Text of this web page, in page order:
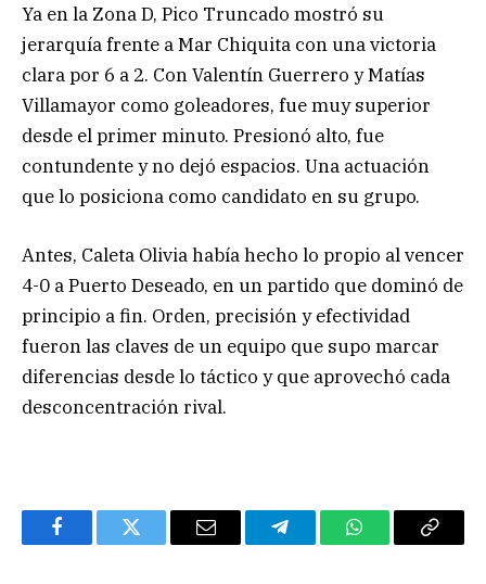
Ya en la Zona D, Pico Truncado mostró su
jerarquía frente a Mar Chiquita con una victoria
clara por 6 a 2. Con Valentín Guerrero y Matías
Villamayor como goleadores, fue muy superior
desde el primer minuto. Presionó alto, fue
contundente y no dejó espacios. Una actuación
que lo posiciona como candidato en su grupo.
Antes, Caleta Olivia había hecho lo propio al vencer
4-0 a Puerto Deseado, en un partido que dominó de
principio a fin. Orden, precisión y efectividad
fueron las claves de un equipo que supo marcar
diferencias desde lo táctico y que aprovechó cada
desconcentración rival.
FacebookTwitter Email TelegramWhatsAppCopy